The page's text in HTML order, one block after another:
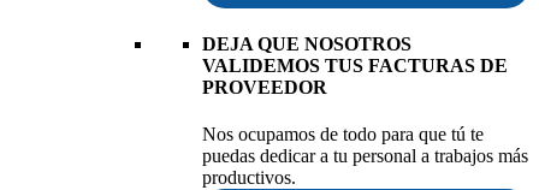
DEJA QUE NOSOTROS
VALIDEMOS TUS FACTURAS DE
PROVEEDOR
Nos ocupamos de todo para que tú te
puedas dedicar a tu personal a trabajos más
productivos.